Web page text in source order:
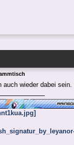
auch wieder dabei